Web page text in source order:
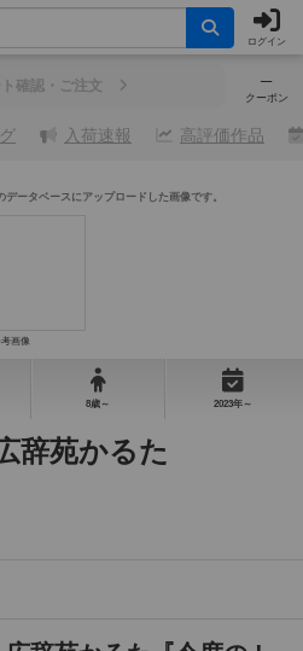
ログイン
─
クーポン
確認・ご注文
入荷速報 高評価作品
考画像
データベースにアップロードした画像です。
8歳～ 2023年～
辞苑かるた